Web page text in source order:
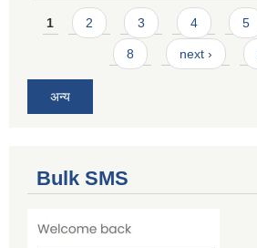
Pages
1 2 3 4 5
8 next ›
अन्य
Bulk SMS